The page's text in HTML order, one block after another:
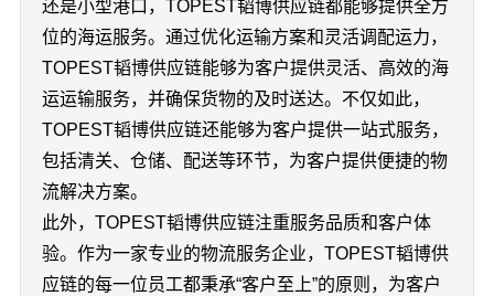
还是小型港口，TOPEST韬博供应链都能够提供全方
位的海运服务。通过优化运输方案和灵活调配运力，
TOPEST韬博供应链能够为客户提供灵活、高效的海
运运输服务，并确保货物的及时送达。不仅如此，
TOPEST韬博供应链还能够为客户提供一站式服务，
包括清关、仓储、配送等环节，为客户提供便捷的物
流解决方案。
此外，TOPEST韬博供应链注重服务品质和客户体
验。作为一家专业的物流服务企业，TOPEST韬博供
应链的每一位员工都秉承“客户至上”的原则，为客户